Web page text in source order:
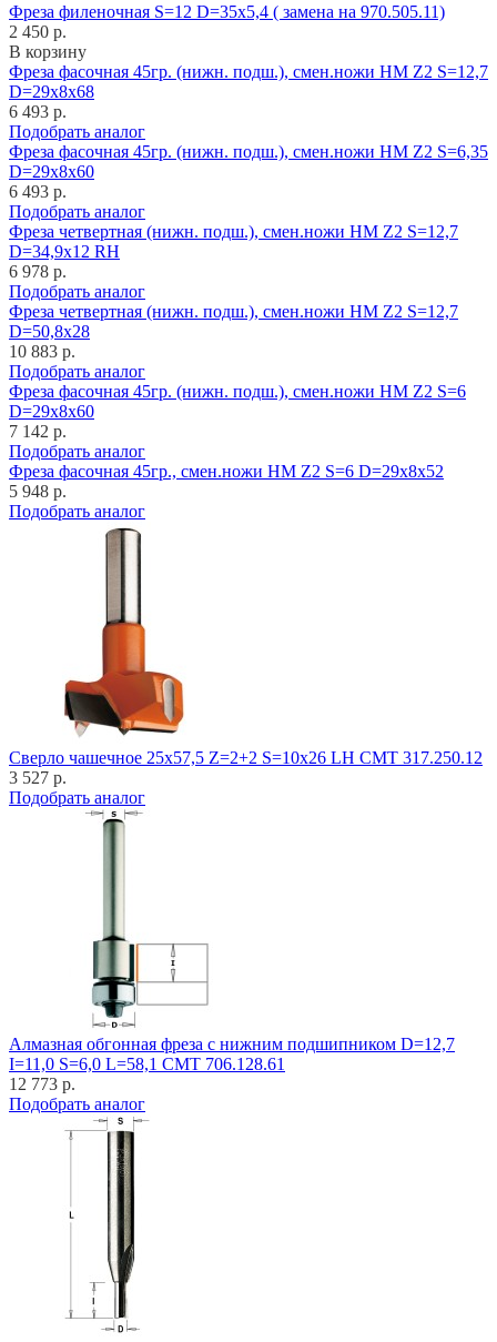
Фреза филеночная S=12 D=35x5,4 ( замена на 970.505.11)
2 450 р.
В корзину
Фреза фасочная 45гр. (нижн. подш.), смен.ножи HM Z2 S=12,7
D=29x8x68
6 493 р.
Подобрать аналог
Фреза фасочная 45гр. (нижн. подш.), смен.ножи HM Z2 S=6,35
D=29x8x60
6 493 р.
Подобрать аналог
Фреза четвертная (нижн. подш.), смен.ножи HM Z2 S=12,7
D=34,9x12 RH
6 978 р.
Подобрать аналог
Фреза четвертная (нижн. подш.), смен.ножи HM Z2 S=12,7
D=50,8x28
10 883 р.
Подобрать аналог
Фреза фасочная 45гр. (нижн. подш.), смен.ножи HM Z2 S=6
D=29x8x60
7 142 р.
Подобрать аналог
Фреза фасочная 45гр., смен.ножи HM Z2 S=6 D=29x8x52
5 948 р.
Подобрать аналог
Cверло чашечное 25x57,5 Z=2+2 S=10x26 LH CMT 317.250.12
3 527 р.
Подобрать аналог
Алмазная обгонная фреза с нижним подшипником D=12,7
I=11,0 S=6,0 L=58,1 CMT 706.128.61
12 773 р.
Подобрать аналог